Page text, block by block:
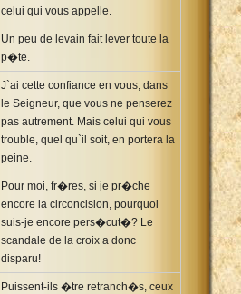
celui qui vous appelle.
Un peu de levain fait lever toute la
p�te.
J`ai cette confiance en vous, dans
le Seigneur, que vous ne penserez
pas autrement. Mais celui qui vous
trouble, quel qu`il soit, en portera la
peine.
Pour moi, fr�res, si je pr�che
encore la circoncision, pourquoi
suis-je encore pers�cut�? Le
scandale de la croix a donc
disparu!
Puissent-ils �tre retranch�s, ceux